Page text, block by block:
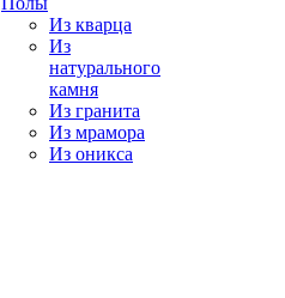
Из кварца
Из
натурального
камня
Из гранита
Из мрамора
Из оникса